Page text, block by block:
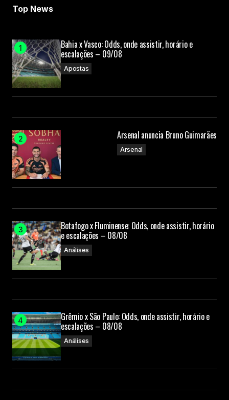
Top News
Bahia x Vasco: Odds, onde assistir, horário e
escalações – 09/08
Apostas
Arsenal anuncia Bruno Guimarães
Arsenal
Botafogo x Fluminense: Odds, onde assistir, horário
e escalações – 08/08
Análises
Grêmio x São Paulo: Odds, onde assistir, horário e
escalações – 08/08
Análises